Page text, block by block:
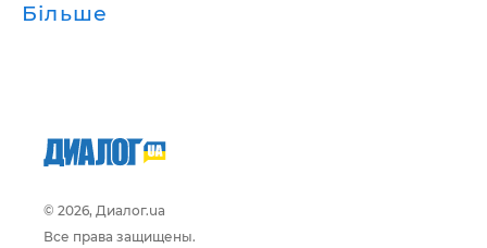
Більше
© 2026, Диалог.ua
Все права защищены.